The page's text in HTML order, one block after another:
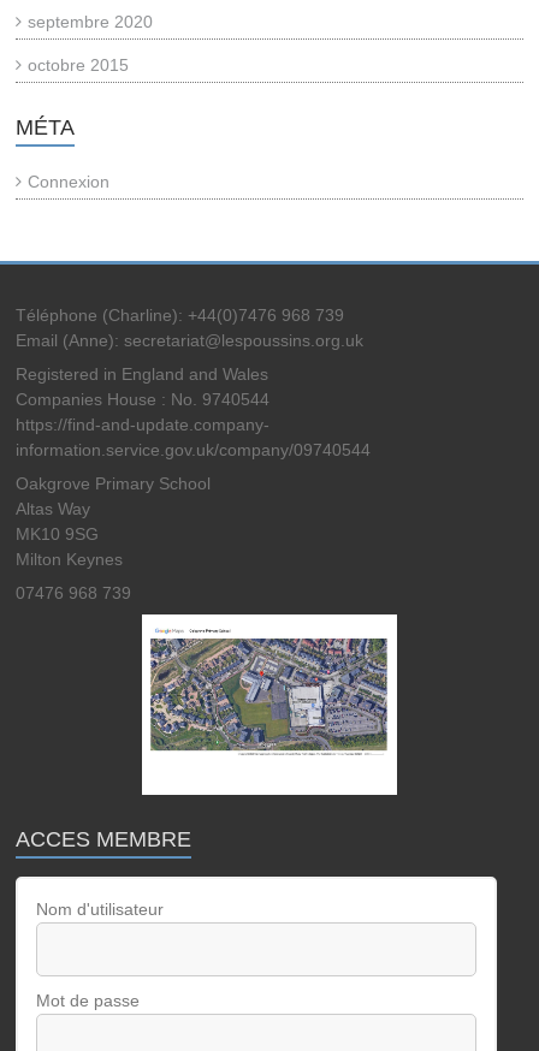
septembre 2020
octobre 2015
MÉTA
Connexion
Téléphone (Charline): +44(0)7476 968 739
Email (Anne): secretariat@lespoussins.org.uk
Registered in England and Wales
Companies House : No. 9740544
https://find-and-update.company-
information.service.gov.uk/company/09740544
Oakgrove Primary School
Altas Way
MK10 9SG
Milton Keynes
07476 968 739
ACCES MEMBRE
Nom d'utilisateur
Mot de passe